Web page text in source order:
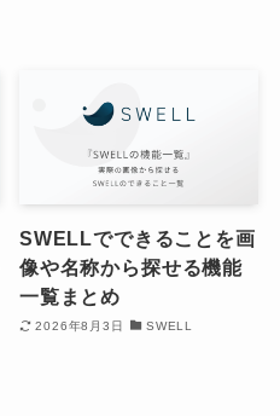
SWELLでできることを画
像や名称から探せる機能
一覧まとめ
2026年8月3日 SWELL